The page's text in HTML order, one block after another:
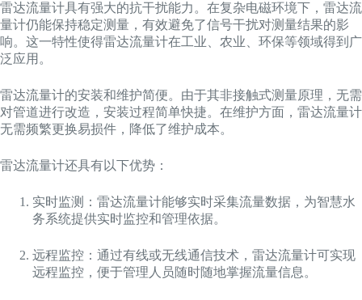
雷达流量计具有强大的抗干扰能力。在复杂电磁环境下，雷达流
量计仍能保持稳定测量，有效避免了信号干扰对测量结果的影
响。这一特性使得雷达流量计在工业、农业、环保等领域得到广
泛应用。
雷达流量计的安装和维护简便。由于其非接触式测量原理，无需
对管道进行改造，安装过程简单快捷。在维护方面，雷达流量计
无需频繁更换易损件，降低了维护成本。
雷达流量计还具有以下优势：
实时监测：雷达流量计能够实时采集流量数据，为智慧水
务系统提供实时监控和管理依据。
远程监控：通过有线或无线通信技术，雷达流量计可实现
远程监控，便于管理人员随时随地掌握流量信息。